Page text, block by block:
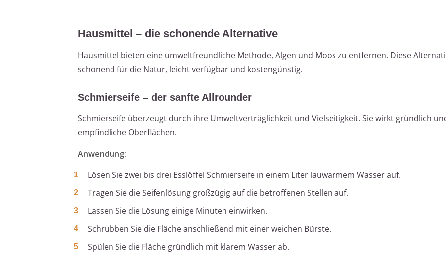
Hausmittel – die schonende Alternative
Hausmittel bieten eine umweltfreundliche Methode, Algen und Moos zu entfernen. Diese
schonend für die Natur, leicht verfügbar und kostengünstig.
Schmierseife – der sanfte Allrounder
Schmierseife überzeugt durch ihre Umweltverträglichkeit und Vielseitigkeit. Sie wirkt gründlich
empfindliche Oberflächen.
Anwendung:
Lösen Sie zwei bis drei Esslöffel Schmierseife in einem Liter lauwarmem Wasser auf.
Tragen Sie die Seifenlösung großzügig auf die betroffenen Stellen auf.
Lassen Sie die Lösung einige Minuten einwirken.
Schrubben Sie die Fläche anschließend mit einer weichen Bürste.
Spülen Sie die Fläche gründlich mit klarem Wasser ab.